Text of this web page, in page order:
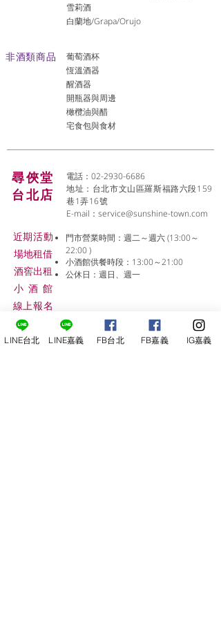
雪莉酒
白蘭地/Grapa/Orujo
非酒類商品
葡萄酒杯
恆溫酒器
醒酒器
開瓶器與周邊
橄欖油與醋
宅食包與食材
尋俠堂
台北店
電話：02-2930-6686
地址：台北市文山區羅斯福路六段159
巷1弄16號
E-mail： service@sunshine-town.com
近期活動
場地租借
​酒窖出租
小酒 館
線上報名
門市營業時間：週二～週六 (13:00～
22:00 )
小酒館供餐時段：13:00～21:00
公休日：週日、週一
LINE台北 LINE嘉義 FB台北 FB嘉義 IG嘉義